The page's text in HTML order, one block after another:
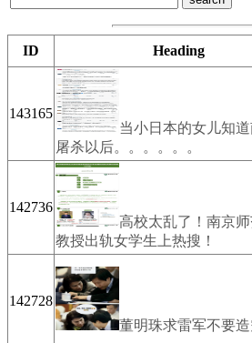
ID Heading
143165
当小日本的女儿知
屠杀以后。。。。。。
142736
高校太乱了！南京
教授出轨女学生上热搜！
142728
董明珠求雷军不要造